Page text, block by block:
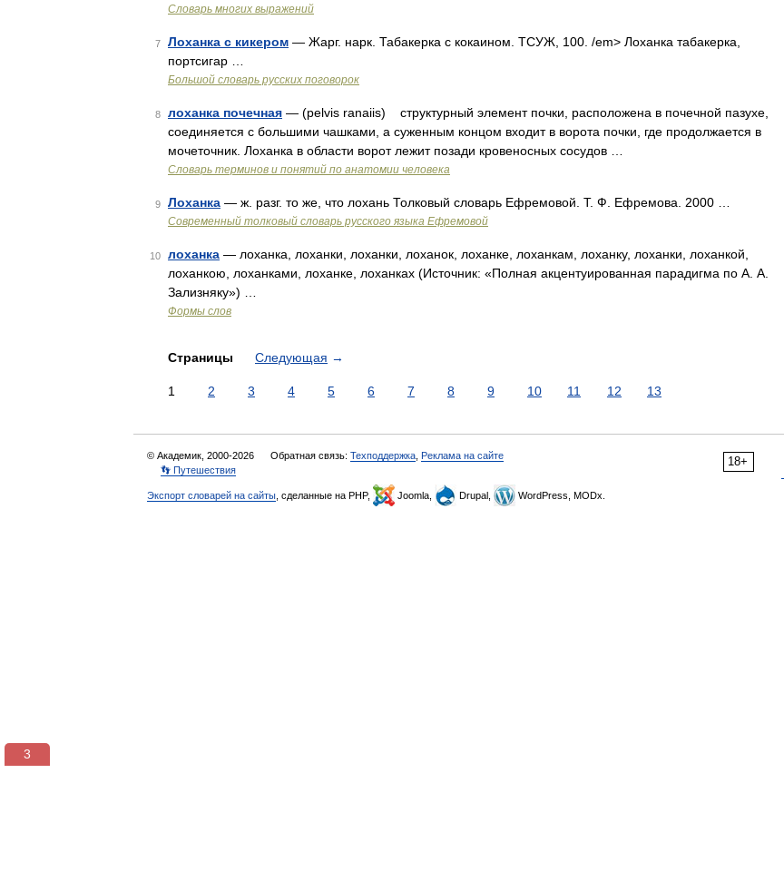
Словарь многих выражений
7 Лоханка с кикером — Жарг. нарк. Табакерка с кокаином. ТСУЖ, 100. /em> Лоханка табакерка,
портсигар …
Большой словарь русских поговорок
8 лоханка почечная — (pelvis ranaiis) структурный элемент почки, расположена в почечной пазухе,
соединяется с большими чашками, а суженным концом входит в ворота почки, где продолжается в
мочеточник. Лоханка в области ворот лежит позади кровеносных сосудов …
Словарь терминов и понятий по анатомии человека
9 Лоханка — ж. разг. то же, что лохань Толковый словарь Ефремовой. Т. Ф. Ефремова. 2000 …
Современный толковый словарь русского языка Ефремовой
10 лоханка — лоханка, лоханки, лоханки, лоханок, лоханке, лоханкам, лоханку, лоханки, лоханкой,
лоханкою, лоханками, лоханке, лоханках (Источник: «Полная акцентуированная парадигма по А. А.
Зализняку») …
Формы слов
Страницы Следующая →
1 2 3 4 5 6 7 8 9 10 11 12 13
18+
© Академик, 2000-2026 Обратная связь: Техподдержка Реклама на сайте
👣 Путешествия
Экспорт словарей на сайты , сделанные на PHP, Joomla, Drupal, WordPress, MODx.
3